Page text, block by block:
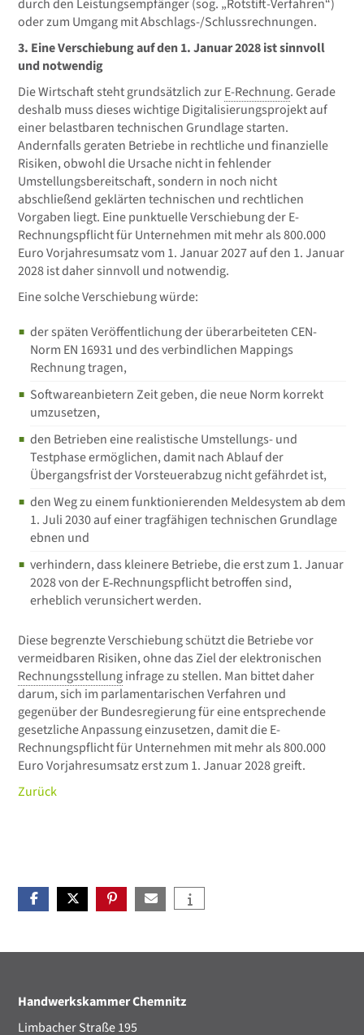
durch den Leistungsempfänger (sog. „Rotstift-Verfahren“)
oder zum Umgang mit Abschlags-/Schlussrechnungen.
3. Eine Verschiebung auf den 1. Januar 2028 ist sinnvoll
und notwendig
Die Wirtschaft steht grundsätzlich zurE-Rechnung. Gerade
deshalb muss dieses wichtige Digitalisierungsprojekt auf
einer belastbaren technischen Grundlage starten.
Andernfalls geraten Betriebe in rechtliche und finanzielle
Risiken, obwohl die Ursache nicht in fehlender
Umstellungsbereitschaft, sondern in noch nicht
abschließend geklärten technischen und rechtlichen
Vorgaben liegt. Eine punktuelle Verschiebung der E-
Rechnungspflicht für Unternehmen mit mehr als 800.000
Euro Vorjahresumsatz vom 1. Januar 2027 auf den 1. Januar
2028 ist daher sinnvoll und notwendig.
Eine solche Verschiebung würde:
der späten Veröffentlichung der überarbeiteten CEN-
Norm EN 16931 und des verbindlichen Mappings
Rechnung tragen,
Softwareanbietern Zeit geben, die neue Norm korrekt
umzusetzen,
den Betrieben eine realistische Umstellungs- und
Testphase ermöglichen, damit nach Ablauf der
Übergangsfrist der Vorsteuerabzug nicht gefährdet ist,
den Weg zu einem funktionierenden Meldesystem ab dem
1. Juli 2030 auf einer tragfähigen technischen Grundlage
ebnen und
verhindern, dass kleinere Betriebe, die erst zum 1. Januar
2028 von der E‑Rechnungspflicht betroffen sind,
erheblich verunsichert werden.
Diese begrenzte Verschiebung schützt die Betriebe vor
vermeidbaren Risiken, ohne das Ziel der elektronischen
Rechnungsstellunginfrage zu stellen. Man bittet daher
darum, sich im parlamentarischen Verfahren und
gegenüber der Bundesregierung für eine entsprechende
gesetzliche Anpassung einzusetzen, damit die E-
Rechnungspflicht für Unternehmen mit mehr als 800.000
Euro Vorjahresumsatz erst zum 1. Januar 2028 greift.
Zurück
Handwerkskammer Chemnitz
Limbacher Straße 195